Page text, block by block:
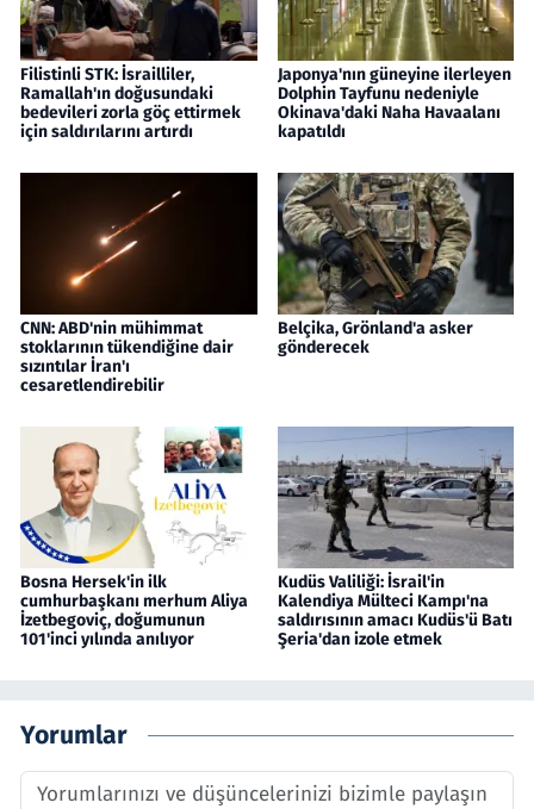
Filistinli STK: İsrailliler,
Ramallah'ın doğusundaki
bedevileri zorla göç ettirmek
için saldırılarını artırdı
Japonya'nın güneyine ilerleyen
Dolphin Tayfunu nedeniyle
Okinava'daki Naha Havaalanı
kapatıldı
CNN: ABD'nin mühimmat
stoklarının tükendiğine dair
sızıntılar İran'ı
cesaretlendirebilir
Belçika, Grönland'a asker
gönderecek
Bosna Hersek'in ilk
cumhurbaşkanı merhum Aliya
İzetbegoviç, doğumunun
101'inci yılında anılıyor
Kudüs Valiliği: İsrail'in
Kalendiya Mülteci Kampı'na
saldırısının amacı Kudüs'ü Batı
Şeria'dan izole etmek
Yorumlar